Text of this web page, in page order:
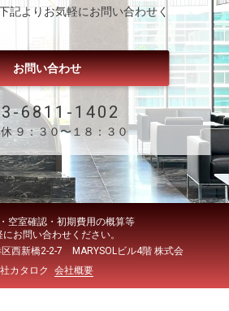
記よりお気軽にお問い合わせく
お問い合わせ
6811-1402
９：３０〜１８：３０
空室確認・初期費用の概算等
にお問い合わせください。
西新橋2-2-7 MARYSOLビル4階 株式会
社カタロク
会社概要